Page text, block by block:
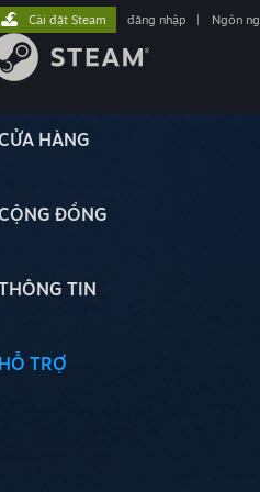
HÀNG
ĐỒNG
TIN
HỖ TRỢ
Cài đặt Steam đăng nhập Ngôn